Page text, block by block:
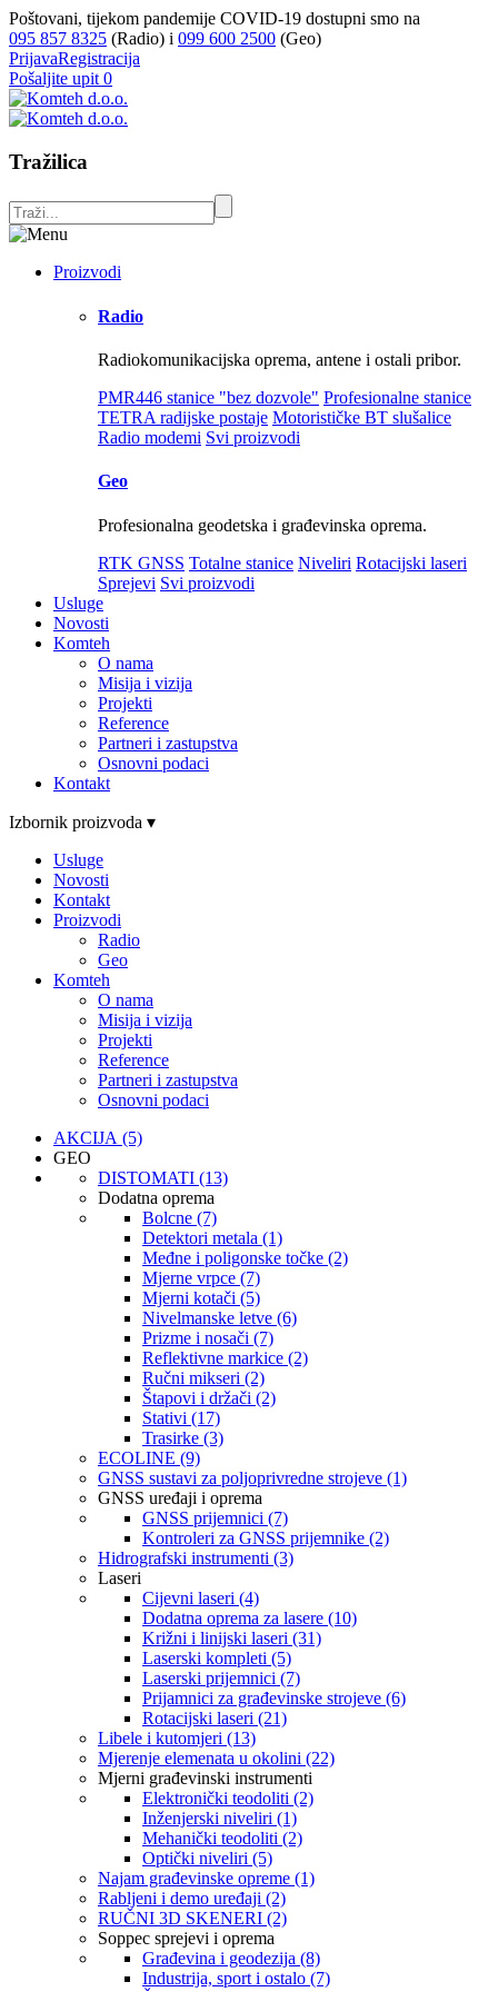
Poštovani, tijekom pandemije COVID-19 dostupni smo na
095 857 8325 (Radio) i 099 600 2500 (Geo)
PrijavaRegistracija
Pošaljite upit 0
Tražilica
Proizvodi
Radio
Radiokomunikacijska oprema, antene i ostali pribor.
PMR446 stanice "bez dozvole" Profesionalne stanice
TETRA radijske postaje Motorističke BT slušalice
Radio modemi Svi proizvodi
Geo
Profesionalna geodetska i građevinska oprema.
RTK GNSS Totalne stanice Niveliri Rotacijski laseri
Sprejevi Svi proizvodi
Usluge
Novosti
Komteh
O nama
Misija i vizija
Projekti
Reference
Partneri i zastupstva
Osnovni podaci
Kontakt
Izbornik proizvoda ▾
Usluge
Novosti
Kontakt
Proizvodi
Radio
Geo
Komteh
O nama
Misija i vizija
Projekti
Reference
Partneri i zastupstva
Osnovni podaci
AKCIJA (5)
GEO
DISTOMATI (13)
Dodatna oprema
Bolcne (7)
Detektori metala (1)
Međne i poligonske točke (2)
Mjerne vrpce (7)
Mjerni kotači (5)
Nivelmanske letve (6)
Prizme i nosači (7)
Reflektivne markice (2)
Ručni mikseri (2)
Štapovi i držači (2)
Stativi (17)
Trasirke (3)
ECOLINE (9)
GNSS sustavi za poljoprivredne strojeve (1)
GNSS uređaji i oprema
GNSS prijemnici (7)
Kontroleri za GNSS prijemnike (2)
Hidrografski instrumenti (3)
Laseri
Cijevni laseri (4)
Dodatna oprema za lasere (10)
Križni i linijski laseri (31)
Laserski kompleti (5)
Laserski prijemnici (7)
Prijamnici za građevinske strojeve (6)
Rotacijski laseri (21)
Libele i kutomjeri (13)
Mjerenje elemenata u okolini (22)
Mjerni građevinski instrumenti
Elektronički teodoliti (2)
Inženjerski niveliri (1)
Mehanički teodoliti (2)
Optički niveliri (5)
Najam građevinske opreme (1)
Rabljeni i demo uređaji (2)
RUČNI 3D SKENERI (2)
Soppec sprejevi i oprema
Građevina i geodezija (8)
Industrija, sport i ostalo (7)